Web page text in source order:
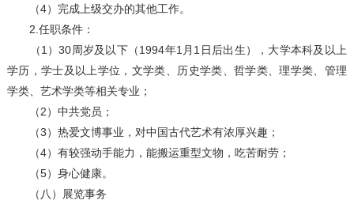
（4）完成上级交办的其他工作。
2.任职条件：
（1）30周岁及以下（1994年1月1日后出生），大学本科及以上
学历，学士及以上学位，文学类、历史学类、哲学类、理学类、管理
学类、艺术学类等相关专业；
（2）中共党员；
（3）热爱文博事业，对中国古代艺术有浓厚兴趣；
（4）有较强动手能力，能搬运重型文物，吃苦耐劳；
（5）身心健康。
（八）展览事务